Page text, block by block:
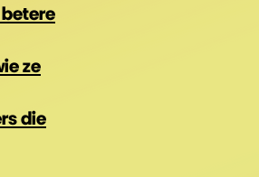
ze
die